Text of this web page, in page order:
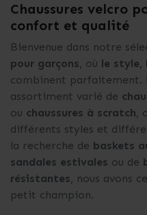
Chaussures velcro
confort et qualité
Bienvenue dans notre
pour garçons, où le
combinent parfaitement.
assortiment varié de
ou chaussures à scratch,
différents styles et
la recherche de baskets
sandales estivales ou de
résistantes, nous avons
petit champion.